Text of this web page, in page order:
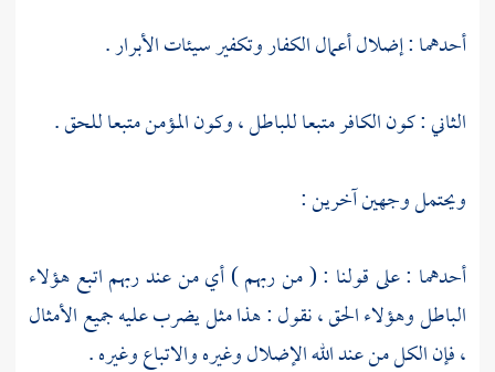
أحدهما : إضلال أعمال الكفار وتكفير سيئات الأبرار .
الثاني : كون الكافر متبعا للباطل ، وكون المؤمن متبعا للحق .
ويحتمل وجهين آخرين :
أحدهما : على قولنا : ( من ربهم ) أي من عند ربهم اتبع هؤلاء
الباطل وهؤلاء الحق ، نقول : هذا مثل يضرب عليه جميع الأمثال
، فإن الكل من عند الله الإضلال وغيره والاتباع وغيره .